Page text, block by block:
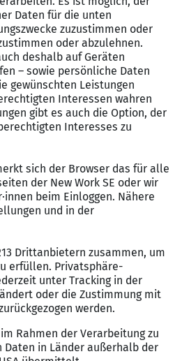
30 Tage Urlaub sowie ein
Tag und zwei
über die KZVK mit
Leistungen wie
(abhängig von der
mit zwei
Arbeitsalltag durch
Geburtstagsgutschein